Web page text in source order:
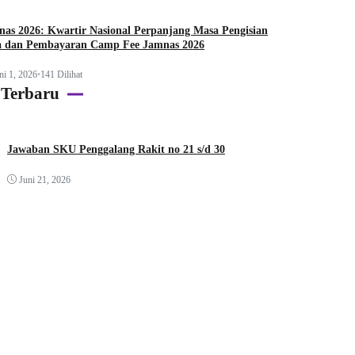
2026: Kwartir Nasional Perpanjang Masa Pengisian
dan Pembayaran Camp Fee Jamnas 2026
1, 2026•141 Dilihat
Jawaban SKU Penggalang Rakit no 21 s/d 30
Juni 21, 2026